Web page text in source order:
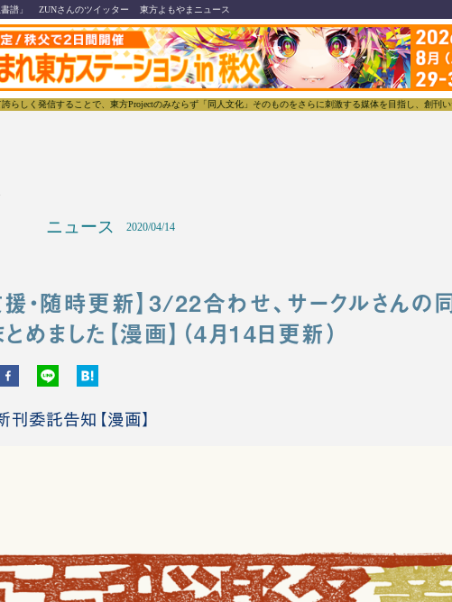
譜」 ZUNさんのツイッター 東方よもやまニュース
ことで、東方Projectのみならず「同人文化」そのものをさらに刺激する媒体を目指し、創刊いたします。
ニュース 2020/04/14
・随時更新】3/22合わせ、サークルさんの
めました【漫画】（4月14日更新）
刊委託告知【漫画】